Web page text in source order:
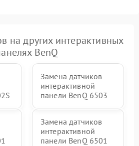
на других интерактивных
BenQ
Замена датчиков
интерактивной
панели BenQ 6503
Замена датчиков
интерактивной
панели BenQ 6501